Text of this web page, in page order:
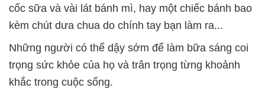
cốc sữa và vài lát bánh mì, hay một chiếc bánh bao
kèm chút dưa chua do chính tay bạn làm ra...
Những người có thể dậy sớm để làm bữa sáng coi
trọng sức khỏe của họ và trân trọng từng khoảnh
khắc trong cuộc sống.